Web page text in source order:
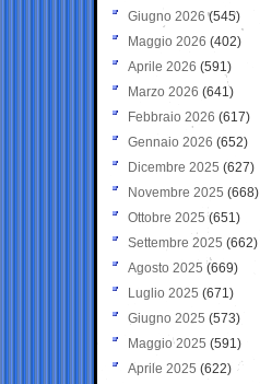
Giugno 2026 (545)
Maggio 2026 (402)
Aprile 2026 (591)
Marzo 2026 (641)
Febbraio 2026 (617)
Gennaio 2026 (652)
Dicembre 2025 (627)
Novembre 2025 (668)
Ottobre 2025 (651)
Settembre 2025 (662)
Agosto 2025 (669)
Luglio 2025 (671)
Giugno 2025 (573)
Maggio 2025 (591)
Aprile 2025 (622)